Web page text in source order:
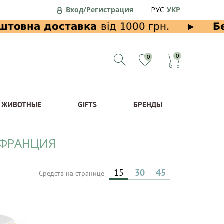
Вход/Регистрация РУС УКР
0 0
ЖИВОТНЫЕ GIFTS БРЕНДЫ
Средств на странице 15 30 45